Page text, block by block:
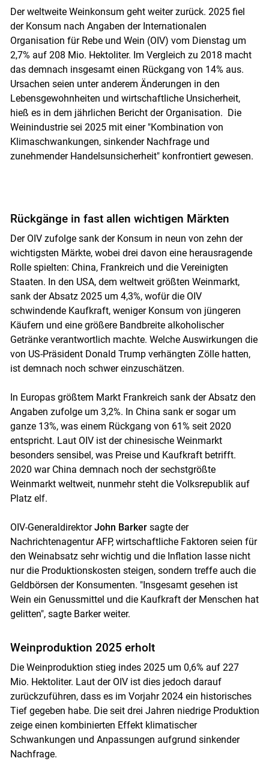
Der weltweite Weinkonsum geht weiter zurück. 2025 fiel
der Konsum nach Angaben der Internationalen
Organisation für Rebe und Wein (OIV) vom Dienstag um
2,7% auf 208 Mio. Hektoliter. Im Vergleich zu 2018 macht
das demnach insgesamt einen Rückgang von 14% aus.
Ursachen seien unter anderem Änderungen in den
Lebensgewohnheiten und wirtschaftliche Unsicherheit,
hieß es in dem jährlichen Bericht der Organisation. Die
Weinindustrie sei 2025 mit einer "Kombination von
Klimaschwankungen, sinkender Nachfrage und
zunehmender Handelsunsicherheit" konfrontiert gewesen.
Rückgänge in fast allen wichtigen Märkten
Der OIV zufolge sank der Konsum in neun von zehn der
wichtigsten Märkte, wobei drei davon eine herausragende
Rolle spielten: China, Frankreich und die Vereinigten
Staaten. In den USA, dem weltweit größten Weinmarkt,
sank der Absatz 2025 um 4,3%, wofür die OIV
schwindende Kaufkraft, weniger Konsum von jüngeren
Käufern und eine größere Bandbreite alkoholischer
Getränke verantwortlich machte. Welche Auswirkungen die
von US-Präsident Donald Trump verhängten Zölle hatten,
ist demnach noch schwer einzuschätzen.
In Europas größtem Markt Frankreich sank der Absatz den
Angaben zufolge um 3,2%. In China sank er sogar um
ganze 13%, was einem Rückgang von 61% seit 2020
entspricht. Laut OIV ist der chinesische Weinmarkt
besonders sensibel, was Preise und Kaufkraft betrifft.
2020 war China demnach noch der sechstgrößte
Weinmarkt weltweit, nunmehr steht die Volksrepublik auf
Platz elf.
OIV-GeneraldirektorJohn Barkersagte der
Nachrichtenagentur AFP, wirtschaftliche Faktoren seien für
den Weinabsatz sehr wichtig und die Inflation lasse nicht
nur die Produktionskosten steigen, sondern treffe auch die
Geldbörsen der Konsumenten. "Insgesamt gesehen ist
Wein ein Genussmittel und die Kaufkraft der Menschen hat
gelitten", sagte Barker weiter.
Weinproduktion 2025 erholt
Die Weinproduktion stieg indes 2025 um 0,6% auf 227
Mio. Hektoliter. Laut der OIV ist dies jedoch darauf
zurückzuführen, dass es im Vorjahr 2024 ein historisches
Tief gegeben habe. Die seit drei Jahren niedrige Produktion
zeige einen kombinierten Effekt klimatischer
Schwankungen und Anpassungen aufgrund sinkender
Nachfrage.